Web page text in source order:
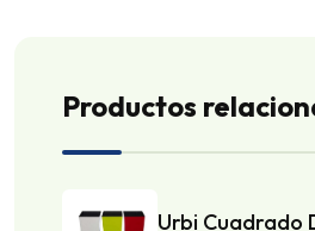
Productos
Urbi Cuadrado